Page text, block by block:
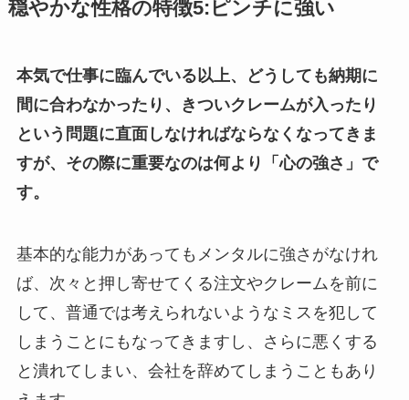
穏やかな性格の特徴5:ピンチに強い
本気で仕事に臨んでいる以上、どうしても納期に
間に合わなかったり、きついクレームが入ったり
という問題に直面しなければならなくなってきま
すが、その際に重要なのは何より「心の強さ」で
す。
基本的な能力があってもメンタルに強さがなけれ
ば、次々と押し寄せてくる注文やクレームを前に
して、普通では考えられないようなミスを犯して
しまうことにもなってきますし、さらに悪くする
と潰れてしまい、会社を辞めてしまうこともあり